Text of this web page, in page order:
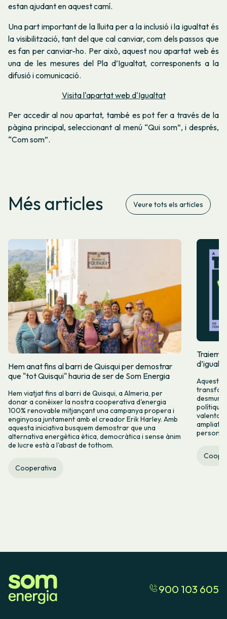
estan ajudant en aquest camí.
Una part important de la lluita per a la inclusió i la igualtat és
la visibilització, tant del que cal canviar, com dels passos que
es fan per canviar-ho. Per això, aquest nou apartat web és
una de les mesures del Pla d’Igualtat, corresponents a la
difusió i comunicació.
Visita l'apartat web d'Igualtat
Per accedir al nou apartat, també es pot fer a través de la
pàgina principal, seleccionant al menú “Qui som”, i després,
“Com som”.
Més articles Veure tots els articles
Hem anat fins al barri de Quisqui per demostrar
que "tot Quisqui" hauria de ser de Som Energia
Hem viatjat fins al barri de Quisqui, a Almeria, per
donar a conèixer la nostra cooperativa d'energia
100% renovable mitjançant una campanya propera i
enginyosa juntament amb el creador Erik Harley. Amb
aquesta iniciativa busquem demostrar que una
alternativa energètica ètica, democràtica i sense ànim
de lucre està a l'abast de tothom.
Cooperativa
Traiem
Aquest
valenta
900 103 605